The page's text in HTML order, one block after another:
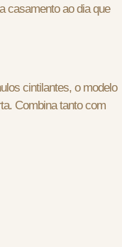
casamento ao dia que
cintilantes, o modelo
Combina tanto com